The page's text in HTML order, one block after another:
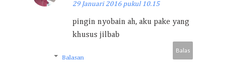
29 Januari 2016 pukul 10.15
pingin nyobain ah, aku pake yang
khusus jilbab
Balas
Balasan